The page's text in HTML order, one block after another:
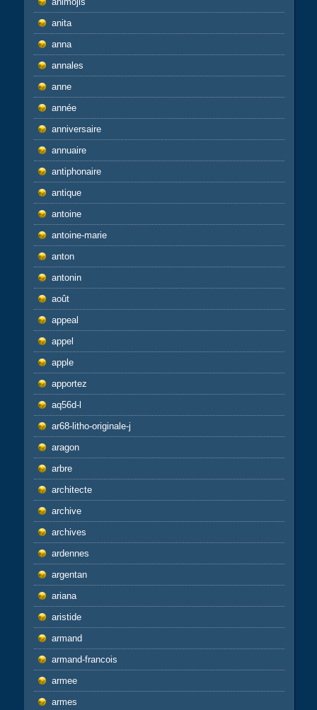
anita
anna
annales
anne
année
anniversaire
annuaire
antiphonaire
antique
antoine
antoine-marie
anton
antonin
août
appeal
appel
apple
apportez
aq56d-l
ar68-litho-originale-j
aragon
arbre
architecte
archive
archives
ardennes
argentan
ariana
aristide
armand
armand-francois
armee
armes